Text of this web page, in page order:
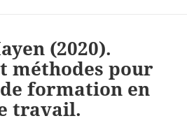
(2020).
méthodes pour
formation en
travail.